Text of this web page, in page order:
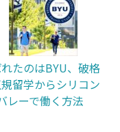
たのはBYU、破格
留学からシリコン
レーで働く方法